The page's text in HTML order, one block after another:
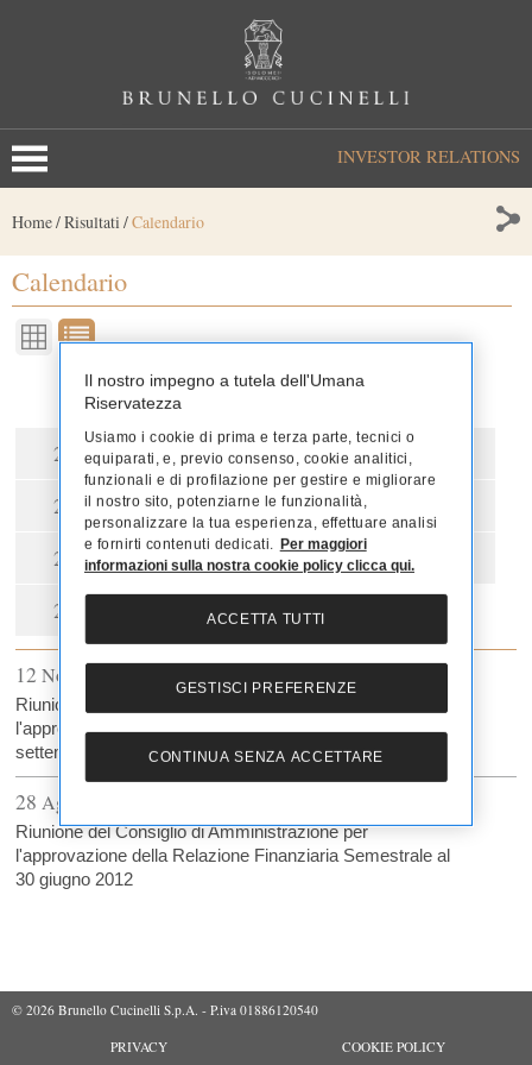
INVESTOR RELATIONS
Home/Risultati /Calendario
Calendario
2026 2025 2024
2022
2021 2020
2018
2017 2016
2014
2013 2012
12 Nov
Riunione del Consiglio di Amministrazione per
l'approvazione del Resoconto Intermedio di Gestione al 30
settembre 2012
28 Ago
Riunione del Consiglio di Amministrazione per
l'approvazione della Relazione Finanziaria Semestrale al
30 giugno 2012
© 2026 Brunello Cucinelli S.p.A. - P.iva 01886120540
PRIVACY
COOKIE POLICY
Il nostro impegno a tutela dell'Umana
Riservatezza
Usiamo i cookie di prima e terza parte, tecnici o
equiparati, e, previo consenso, cookie analitici,
funzionali e di profilazione per gestire e migliorare
il nostro sito, potenziarne le funzionalità,
personalizzare la tua esperienza, effettuare analisi
e fornirti contenuti dedicati. Per maggiori
informazioni sulla nostra cookie policy clicca qui.
CONTINUA SENZA ACCETTARE
ACCETTA TUTTI
GESTISCI PREFERENZE